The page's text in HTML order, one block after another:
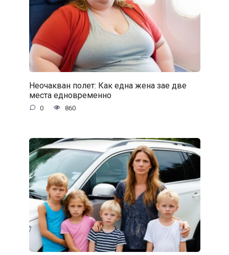
Неочакван полет: Как една жена зае две
места едновременно
0 860